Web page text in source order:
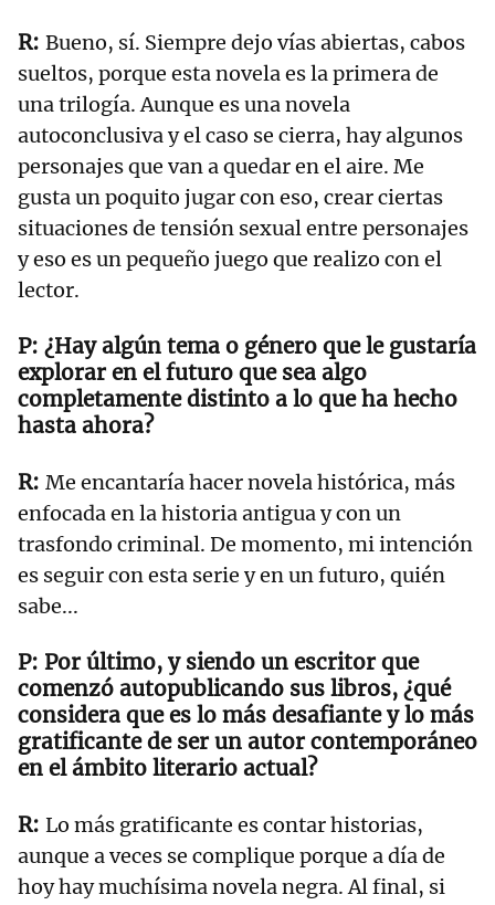
Bueno, sí. Siempre dejo vías abiertas, cabos
sueltos, porque esta novela es la primera de
una trilogía. Aunque es una novela
autoconclusiva y el caso se cierra, hay algunos
personajes que van a quedar en el aire. Me
gusta un poquito jugar con eso, crear ciertas
situaciones de tensión sexual entre personajes
y eso es un pequeño juego que realizo con el
lector.
¿Hay algún tema o género que le gustaría
explorar en el futuro que sea algo
completamente distinto a lo que ha hecho
hasta ahora?
Me encantaría hacer novela histórica, más
enfocada en la historia antigua y con un
trasfondo criminal. De momento, mi intención
es seguir con esta serie y en un futuro, quién
sabe...
Por último, y siendo un escritor que
comenzó autopublicando sus libros, ¿qué
considera que es lo más desafiante y lo más
gratificante de ser un autor contemporáneo
en el ámbito literario actual?
Lo más gratificante es contar historias,
aunque a veces se complique porque a día de
hoy hay muchísima novela negra. Al final, si